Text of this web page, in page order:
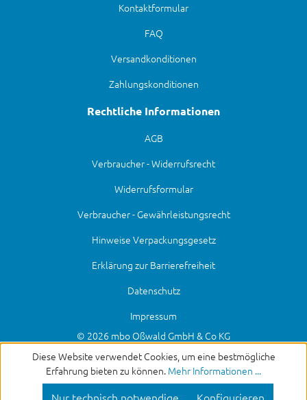
Diese Website verwendet Cookies, um eine bestmögliche
Erfahrung bieten zu können. Mehr Informationen ...
Kontaktformular
FAQ
Versandkonditionen
Zahlungskonditionen
Rechtliche Informationen
AGB
Verbraucher - Widerrufsrecht
Widerrufsformular
Verbraucher - Gewährleistungsrecht
Hinweise Verpackungsgesetz
Erklärung zur Barrierefreiheit
Datenschutz
Impressum
© 2026 mbo Oßwald GmbH & Co KG